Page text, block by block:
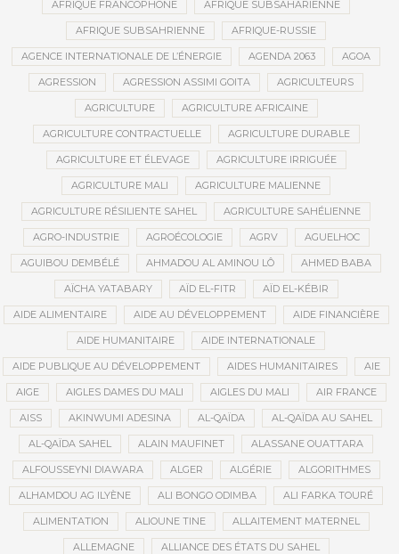
AFRIQUE FRANCOPHONE AFRIQUE SUBSAHARIENNE
AFRIQUE SUBSAHRIENNE AFRIQUE-RUSSIE
AGENCE INTERNATIONALE DE L’ÉNERGIE AGENDA 2063 AGOA
AGRESSION AGRESSION ASSIMI GOITA AGRICULTEURS
AGRICULTURE AGRICULTURE AFRICAINE
AGRICULTURE CONTRACTUELLE AGRICULTURE DURABLE
AGRICULTURE ET ÉLEVAGE AGRICULTURE IRRIGUÉE
AGRICULTURE MALI AGRICULTURE MALIENNE
AGRICULTURE RÉSILIENTE SAHEL AGRICULTURE SAHÉLIENNE
AGRO-INDUSTRIE AGROÉCOLOGIE AGRV AGUELHOC
AGUIBOU DEMBÉLÉ AHMADOU AL AMINOU LÔ AHMED BABA
AÏCHA YATABARY AÏD EL-FITR AÏD EL-KÉBIR
AIDE ALIMENTAIRE AIDE AU DÉVELOPPEMENT AIDE FINANCIÈRE
AIDE HUMANITAIRE AIDE INTERNATIONALE
AIDE PUBLIQUE AU DÉVELOPPEMENT AIDES HUMANITAIRES AIE
AIGE AIGLES DAMES DU MALI AIGLES DU MALI AIR FRANCE
AISS AKINWUMI ADESINA AL-QAÏDA AL-QAÏDA AU SAHEL
AL-QAÏDA SAHEL ALAIN MAUFINET ALASSANE OUATTARA
ALFOUSSEYNI DIAWARA ALGER ALGÉRIE ALGORITHMES
ALHAMDOU AG ILYÈNE ALI BONGO ODIMBA ALI FARKA TOURÉ
ALIMENTATION ALIOUNE TINE ALLAITEMENT MATERNEL
ALLEMAGNE ALLIANCE DES ÉTATS DU SAHEL